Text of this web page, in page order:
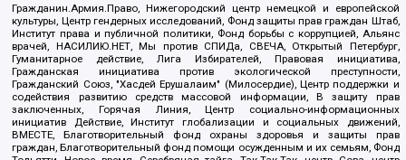
Гражданин.Армия.Право, Нижегородский центр немецкой и европейской
культуры, Центр гендерных исследований, Фонд защиты прав граждан Штаб,
Институт права и публичной политики, Фонд борьбы с коррупцией, Альянс
врачей, НАСИЛИЮ.НЕТ, Мы против СПИДа, СВЕЧА, Открытый Петербург,
Гуманитарное действие, Лига Избирателей, Правовая инициатива,
Гражданская инициатива против экологической преступности,
Гражданский Союз, "Хасдей Ерушалаим" (Милосердие), Центр поддержки и
содействия развитию средств массовой информации, В защиту прав
заключенных, Горячая Линия, Центр социально-информационных
инициатив Действие, Институт глобализации и социальных движений,
ВМЕСТЕ, Благотворительный фонд охраны здоровья и защиты прав
граждан, Благотворительный фонд помощи осужденным и их семьям, Фонд